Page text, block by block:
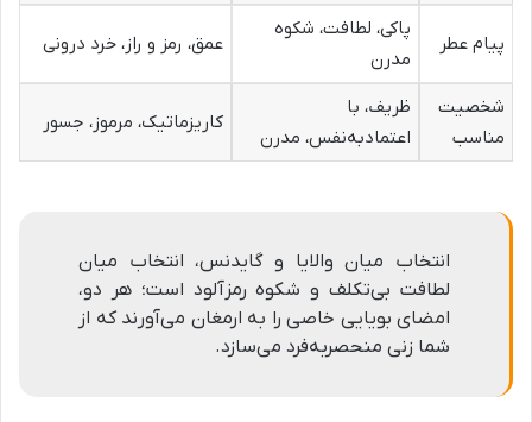
پیام عطر
پاکی، لطافت، شکوه
مدرن
عمق، رمز و راز، خرد درونی
شخصیت
مناسب
ظریف، با
اعتمادبه‌نفس، مدرن
کاریزماتیک، مرموز، جسور
انتخاب میان والایا و گایدنس، انتخاب میان
لطافت بی‌تکلف و شکوه رمزآلود است؛ هر دو،
امضای بویایی خاصی را به ارمغان می‌آورند که از
شما زنی منحصربه‌فرد می‌سازد.